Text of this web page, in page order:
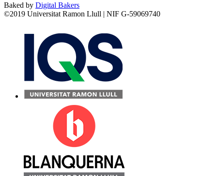
Baked by Digital Bakers
©2019 Universitat Ramon Llull | NIF G-59069740